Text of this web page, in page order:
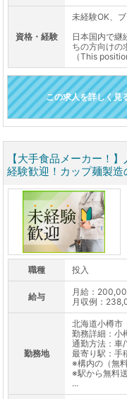
資格・経験
未経験OK、
日本国内で継
ちの方向けの
（This
この求人を詳しく見
【大手食品メーカー！
経験歓迎！カップ麺製造
職種 投入
給与
月給：
月収例：
勤務地
北海道小樽市
勤務詳細：小
通勤方法：車
最寄り駅：手
※構内の（無
※駅から無料
...